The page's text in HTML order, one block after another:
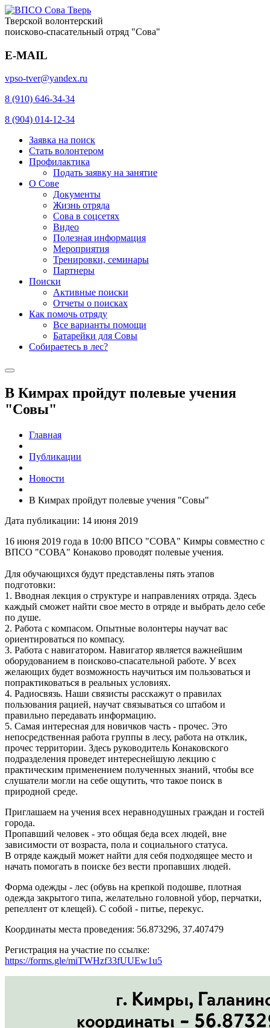
Тверской волонтерский
поисково-спасательный отряд "Сова"
E-MAIL
vpso-tver@yandex.ru
8 (910) 646-34-34
8 (904) 014-12-34
Заявка на поиск
Стать волонтером
Профилактика
Подать заявку на занятие
О Сове
Документы
Жизнь отряда
Сова в соцсетях
Видео
Полезная информация
Мероприятия
Тренировки, семинары
Партнеры
Поиски
Активные поиски
Отчеты о поисках
Как помочь отряду
Все варианты помощи
Батарейки для Совы
Собираетесь в лес?
В Кимрах пройдут полевые учения
"Совы"
Главная
Публикации
Новости
В Кимрах пройдут полевые учения "Совы"
Дата публикации: 14 июня 2019
16 июня 2019 года в 10:00 ВПСО "СОВА" Кимры совместно с
ВПСО "СОВА" Конаково проводят полевые учения.
Для обучающихся будут представлены пять этапов
подготовки:
1. Вводная лекция о структуре и направлениях отряда. Здесь
каждый сможет найти свое место в отряде и выбрать дело себе
по душе.
2. Работа с компасом. Опытные волонтеры научат вас
ориентироваться по компасу.
3. Работа с навигатором. Навигатор является важнейшим
оборудованием в поисково-спасательной работе. У всех
желающих будет возможность научиться им пользоваться и
попрактиковаться в реальных условиях.
4. Радиосвязь. Наши связисты расскажут о правилах
пользования рацией, научат связываться со штабом и
правильно передавать информацию.
5. Самая интересная для новичков часть - прочес. Это
непосредственная работа группы в лесу, работа на отклик,
прочес территории. Здесь руководитель Конаковского
подразделения проведет интереснейшую лекцию с
практическим применением полученных знаний, чтобы все
слушатели могли на себе ощутить, что такое поиск в
природной среде.
Приглашаем на учения всех неравнодушных граждан и гостей
города.
Пропавший человек - это общая беда всех людей, вне
зависимости от возраста, пола и социального статуса.
В отряде каждый может найти для себя подходящее место и
начать помогать в поиске без вести пропавших людей.
Форма одежды - лес (обувь на крепкой подошве, плотная
одежда закрытого типа, желательно головной убор, перчатки,
репеллент от клещей). С собой - питье, перекус.
Координаты места проведения: 56.873296, 37.407479
Регистрация на участие по ссылке:
https://forms.gle/miTWHzf33fUUEw1u5